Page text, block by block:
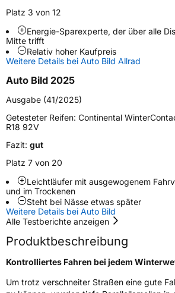
Weitere Eigenschaften
Schlauchtyp TL
ZustandNeureifen
M+SJa
FelgenschutzFR
Seal ContiSeal
ElektroJa
EU Label
EffizienzC
Nasshaftung B
Platz 3 von 12
Energie-Sparexperte, der über alle
Mitte trifft
Relativ hoher Kaufpreis
Weitere Details bei Auto Bild Allrad
Auto Bild 2025
Ausgabe (41/2025)
Getesteter Reifen: Continental
R18 92V
Fazit: gut
Platz 7 von 20
Leichtläufer mit ausge­wogenem
und im Trockenen
Steht bei Nässe etwas später
Weitere Details bei Auto Bild
Alle Testberichte anzeigen
Produktbeschreibung
Kontrolliertes Fahren bei jedem
Um trotz verschneiter Straßen eine gute